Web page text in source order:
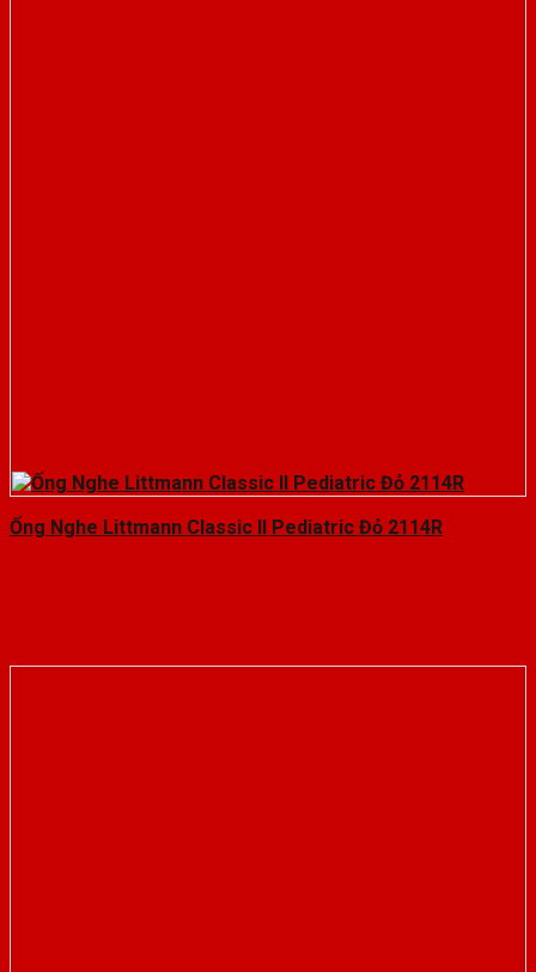
Ống Nghe Littmann Classic II Pediatric Đỏ 2114R